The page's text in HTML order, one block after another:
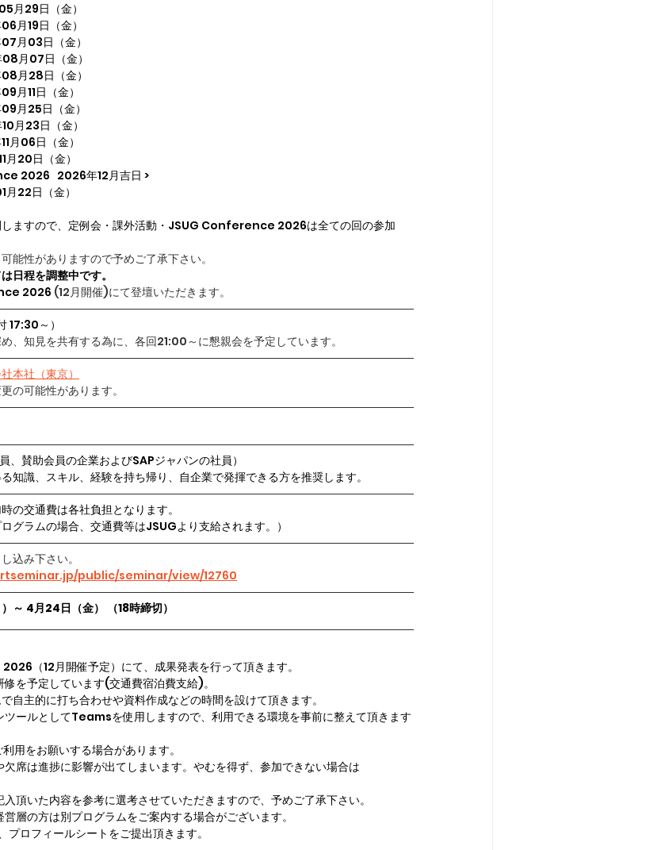
月29日（金）
月19日（金）
月03日（金）
月07日（金）
月28日（金）
月11日（金）
月25日（金）
月23日（金）
月06日（金）
20日（金）
2026   2026年12月吉日 >
22日（金）
ますので、定例会・課外活動・JSUG Conference 2026は全ての回の参加
能性がありますので予めご了承下さい。
日程を調整中です。
2026 (12月開催)にて登壇いただきます。
17:30～）
、知見を共有する為に、各回21:00～に懇親会を予定しています。
本社（東京）
の可能性があります。
、賛助会員の企業およびSAPジャパンの社員）
知識、スキル、経験を持ち帰り、自企業で発揮できる方を推奨します。
の交通費は各社負担となります。
グラムの場合、交通費等はJSUGより支給されます。）
込み下さい。
public/seminar/view/12760
～ 4月24日（金） （18時締切）
（12月開催予定）にて、成果発表を行って頂きます。
を予定しています(交通費宿泊費支給)。
自主的に打ち合わせや資料作成などの時間を設けて頂きます。
ツールとしてTeamsを使用しますので、利用できる環境を事前に整えて頂きます
利用をお願いする場合があります。
欠席は進捗に影響が出てしまいます。やむを得ず、参加できない場合は
頂いた内容を参考に選考させていただきますので、予めご了承下さい。
層の方は別プログラムをご案内する場合がございます。
プロフィールシートをご提出頂きます。